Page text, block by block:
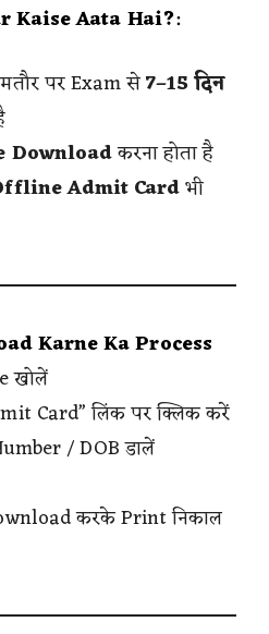
Kaise Aata Hai?:
पर Exam से7–15 दिन
Downloadकरना होता है
Admit Cardभी
Karne Ka Process
खोलें
Card” लिंक पर क्लिक करें
/ DOB डालें
करके Print निकाल